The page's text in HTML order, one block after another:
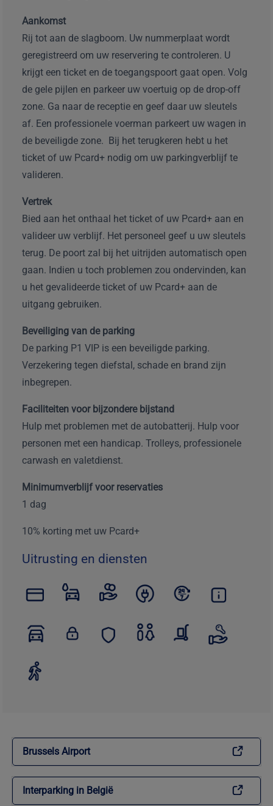
Aankomst
Rij tot aan de slagboom. Uw nummerplaat wordt
geregistreerd om uw reservering te controleren. U
krijgt een ticket en de toegangspoort gaat open. Volg
de gele pijlen en parkeer uw voertuig op de drop-off
zone. Ga naar de receptie en geef daar uw sleutels
af. Een professionele voerman parkeert uw wagen in
de beveiligde zone. Bij het terugkeren hebt u het
ticket of uw Pcard+ nodig om uw parkingverblijf te
valideren.
Vertrek
Bied aan het onthaal het ticket of uw Pcard+ aan en
valideer uw verblijf. Het personeel geef u uw sleutels
terug. De poort zal bij het uitrijden automatisch open
gaan. Indien u toch problemen zou ondervinden, kan
u het gevalideerde ticket of uw Pcard+ aan de
uitgang gebruiken.
Beveiliging van de parking
De parking P1 VIP is een beveiligde parking.
Verzekering tegen diefstal, schade en brand zijn
inbegrepen.
Faciliteiten voor bijzondere bijstand
Hulp met problemen met de autobatterij. Hulp voor
personen met een handicap. Trolleys, professionele
carwash en valetdienst.
Minimumverblijf voor reservaties
1 dag
10% korting met uw Pcard+
Uitrusting en diensten
Brussels Airport
Interparking in België